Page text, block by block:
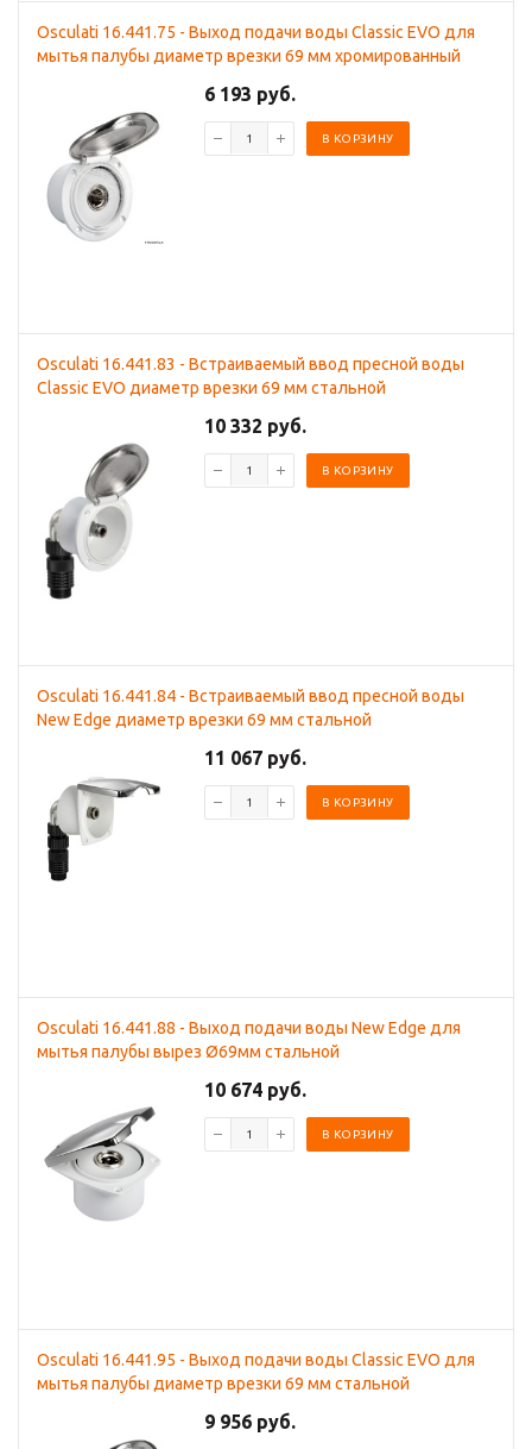
Osculati 16.441.75 - Выход подачи воды Classic EVO для
мытья палубы диаметр врезки 69 мм хромированный
6 193 руб.
В КОРЗИНУ
Osculati 16.441.83 - Встраиваемый ввод пресной воды
Classic EVO диаметр врезки 69 мм стальной
10 332 руб.
В КОРЗИНУ
Osculati 16.441.84 - Встраиваемый ввод пресной воды
New Edge диаметр врезки 69 мм стальной
11 067 руб.
В КОРЗИНУ
Osculati 16.441.88 - Выход подачи воды New Edge для
мытья палубы вырез Ø69мм стальной
10 674 руб.
В КОРЗИНУ
Osculati 16.441.95 - Выход подачи воды Classic EVO для
мытья палубы диаметр врезки 69 мм стальной
9 956 руб.